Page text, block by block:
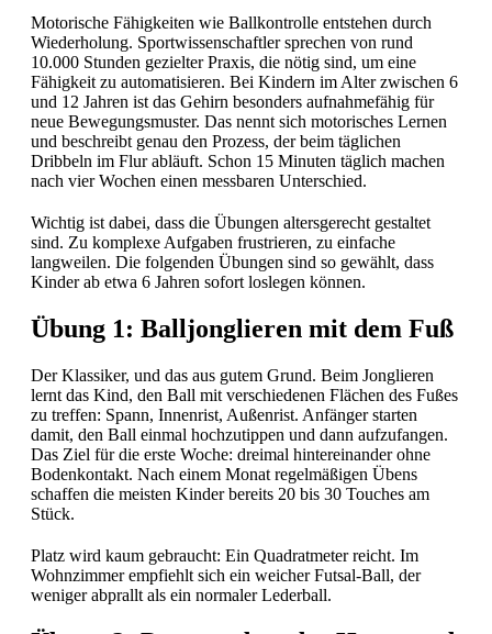
Motorische Fähigkeiten wie Ballkontrolle entstehen durch
Wiederholung. Sportwissenschaftler sprechen von rund
10.000 Stunden gezielter Praxis, die nötig sind, um eine
Fähigkeit zu automatisieren. Bei Kindern im Alter zwischen 6
und 12 Jahren ist das Gehirn besonders aufnahmefähig für
neue Bewegungsmuster. Das nennt sich motorisches Lernen
und beschreibt genau den Prozess, der beim täglichen
Dribbeln im Flur abläuft. Schon 15 Minuten täglich machen
nach vier Wochen einen messbaren Unterschied.
Wichtig ist dabei, dass die Übungen altersgerecht gestaltet
sind. Zu komplexe Aufgaben frustrieren, zu einfache
langweilen. Die folgenden Übungen sind so gewählt, dass
Kinder ab etwa 6 Jahren sofort loslegen können.
Übung 1: Balljonglieren mit dem Fuß
Der Klassiker, und das aus gutem Grund. Beim Jonglieren
lernt das Kind, den Ball mit verschiedenen Flächen des Fußes
zu treffen: Spann, Innenrist, Außenrist. Anfänger starten
damit, den Ball einmal hochzutippen und dann aufzufangen.
Das Ziel für die erste Woche: dreimal hintereinander ohne
Bodenkontakt. Nach einem Monat regelmäßigen Übens
schaffen die meisten Kinder bereits 20 bis 30 Touches am
Stück.
Platz wird kaum gebraucht: Ein Quadratmeter reicht. Im
Wohnzimmer empfiehlt sich ein weicher Futsal-Ball, der
weniger abprallt als ein normaler Lederball.